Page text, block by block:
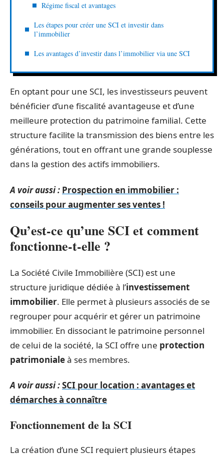
Régime fiscal et avantages
Les étapes pour créer une SCI et investir dans
l’immobilier
Les avantages d’investir dans l’immobilier via une SCI
En optant pour une SCI, les investisseurs peuvent
bénéficier d’une fiscalité avantageuse et d’une
meilleure protection du patrimoine familial. Cette
structure facilite la transmission des biens entre les
générations, tout en offrant une grande souplesse
dans la gestion des actifs immobiliers.
A voir aussi : Prospection en immobilier :
conseils pour augmenter ses ventes !
Qu’est-ce qu’une SCI et comment
fonctionne-t-elle ?
La Société Civile Immobilière (SCI) est une
structure juridique dédiée à l’investissement
immobilier. Elle permet à plusieurs associés de se
regrouper pour acquérir et gérer un patrimoine
immobilier. En dissociant le patrimoine personnel
de celui de la société, la SCI offre une protection
patrimonialeà ses membres.
A voir aussi :SCI pour location : avantages et
démarches à connaître
Fonctionnement de la SCI
La création d’une SCI requiert plusieurs étapes